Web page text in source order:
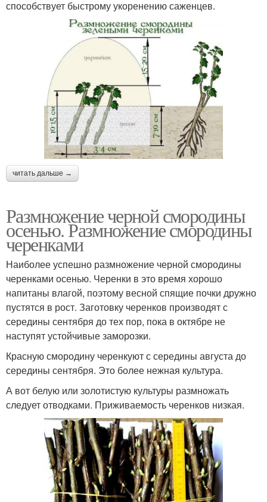
способствует быстрому укоренению саженцев.
читать дальше →
Размножение черной смородины
осенью. Размножение смородины
черенками
Наиболее успешно размножение черной смородины
черенками осенью. Черенки в это время хорошо
напитаны влагой, поэтому весной спящие почки дружно
пустятся в рост. Заготовку черенков производят с
середины сентября до тех пор, пока в октябре не
наступят устойчивые заморозки.
Красную смородину черенкуют с середины августа до
середины сентября. Это более нежная культура.
А вот белую или золотистую культуры размножать
следует отводками. Приживаемость черенков низкая.